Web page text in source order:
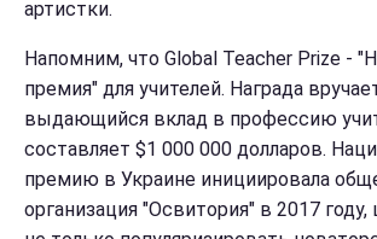
артистки.
Напомним, что Global Teacher Prize -
премия" для учителей. Награда
выдающийся вклад в профессию
составляет $1 000 000 долларов.
премию в Украине инициировала
организация "Освитория" в 2017 году,